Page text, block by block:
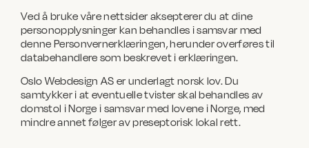
Ved å bruke våre nettsider aksepterer du at dine
personopplysninger kan behandles i samsvar med
denne Personvernerklæringen, herunder overføres til
databehandlere som beskrevet i erklæringen.
Oslo Webdesign AS er underlagt norsk lov. Du
samtykker i at eventuelle tvister skal behandles av
domstol i Norge i samsvar med lovene i Norge, med
mindre annet følger av preseptorisk lokal rett.